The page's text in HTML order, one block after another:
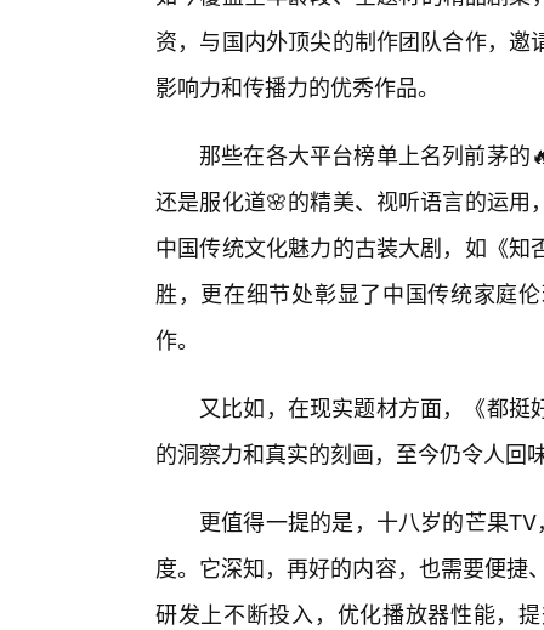
资，与国内外顶尖的制作团队合作，
影响力和传播力的优秀作品。
那些在各大平台榜单上名列前茅
还是服化道🌸的精美、视听语言的运
中国传统文化魅力的古装大剧，如《
胜，更在细节处彰显了中国传统家庭
作。
又比如，在现实题材方面，《都
的洞察力和真实的刻画，至今仍令人回
更值得一提的是，十八岁的芒果
度。它深知，再好的内容，也需要便捷
研发上不断投入，优化播放器性能，